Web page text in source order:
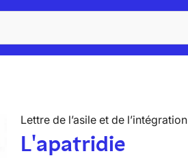
Lettre de l’asile et de l’intégration
L'apatridie